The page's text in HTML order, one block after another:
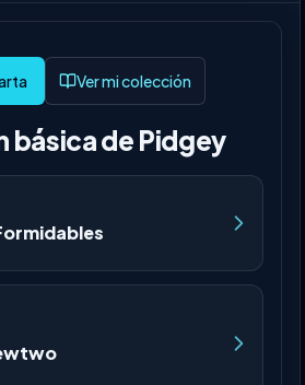
Ver mi colección
básica de Pidgey